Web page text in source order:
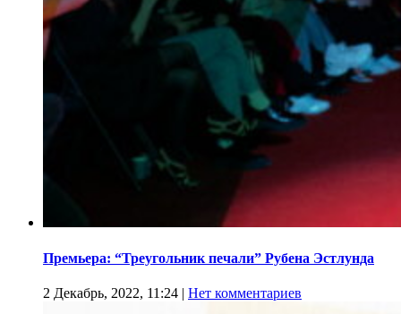
Премьера: “Треугольник печали” Рубена Эстлунда
2 Декабрь, 2022, 11:24 | Нет комментариев